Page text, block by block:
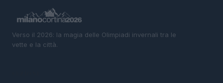
Verso il 2026: la magia delle Olimpiadi invernali tra le
vette e la città.